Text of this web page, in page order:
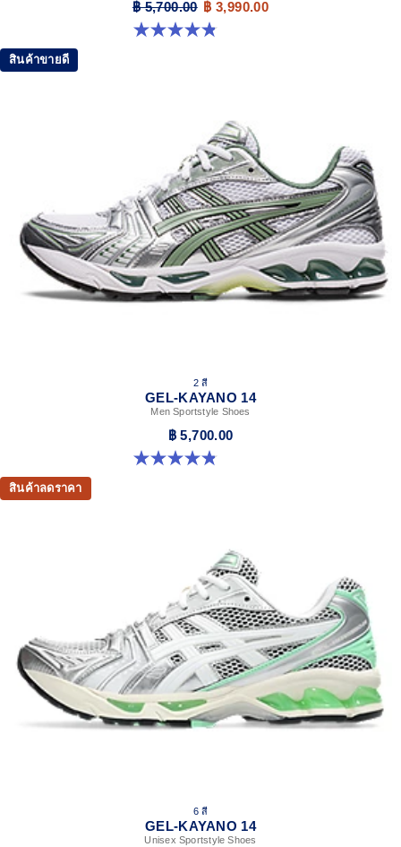
฿ 5,700.00 ฿ 3,990.00
4.8 จาก 5 ดาว 111 รีวิว
สินค้าขายดี
2 สี
GEL-KAYANO 14
Men Sportstyle Shoes
฿ 5,700.00
4.9 จาก 5 ดาว 1161 รีวิว
สินค้าลดราคา
6 สี
GEL-KAYANO 14
Unisex Sportstyle Shoes